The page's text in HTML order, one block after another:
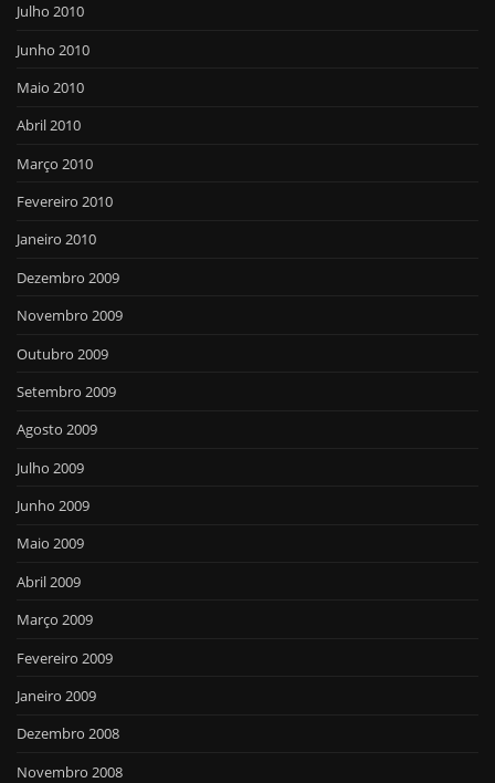
Julho 2010
Junho 2010
Maio 2010
Abril 2010
Março 2010
Fevereiro 2010
Janeiro 2010
Dezembro 2009
Novembro 2009
Outubro 2009
Setembro 2009
Agosto 2009
Julho 2009
Junho 2009
Maio 2009
Abril 2009
Março 2009
Fevereiro 2009
Janeiro 2009
Dezembro 2008
Novembro 2008